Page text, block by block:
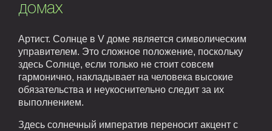
домах
Артист. Солнце в V доме является символическим
управителем. Это сложное положение, поскольку
здесь Солнце, если только не стоит совсем
гармонично, накладывает на человека высокие
обязательства и неукоснительно следит за их
выполнением.
Здесь солнечный императив переносит акцент с